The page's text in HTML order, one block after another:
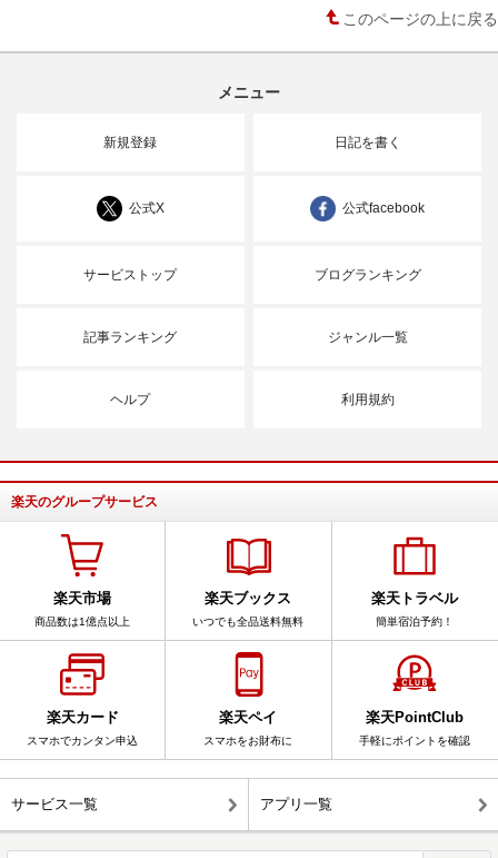
このページの上に戻る
メニュー
新規登録 日記を書く
公式X 公式facebook
サービストップ ブログランキング
記事ランキング ジャンル一覧
ヘルプ 利用規約
楽天のグループサービス
楽天市場
商品数は1億点以上
楽天ブックス
いつでも全品送料無料
楽天トラベル
簡単宿泊予約！
楽天カード
スマホでカンタン申込
楽天ペイ
スマホをお財布に
楽天PointClub
手軽にポイントを確認
サービス一覧 アプリ一覧